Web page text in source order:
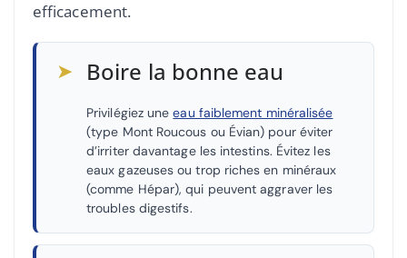
efficacement.
➤ Boire la bonne eau
Privilégiez uneeau faiblement minéralisée
(type Mont Roucous ou Évian) pour éviter
d’irriter davantage les intestins. Évitez les
eaux gazeuses ou trop riches en minéraux
(comme Hépar), qui peuvent aggraver les
troubles digestifs.